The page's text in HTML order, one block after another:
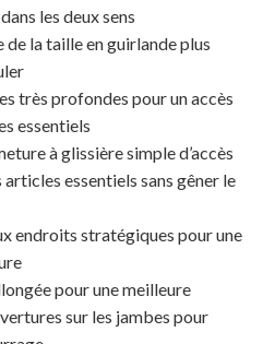
les deux sens
la taille en guirlande plus
très profondes pour un accès
essentiels
à glissière simple d’accès
essentiels sans gêner le
endroits stratégiques pour une
pour une meilleure
sur les jambes pour